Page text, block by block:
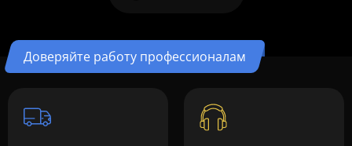
Доверяйте работу профессионалам